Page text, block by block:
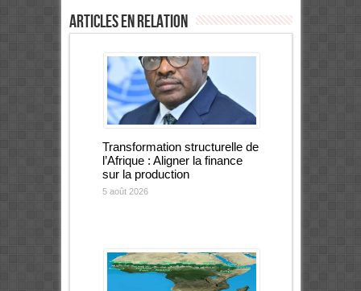
Articles en relation
Transformation structurelle de
l’Afrique : Aligner la finance
sur la production
5 août 2026